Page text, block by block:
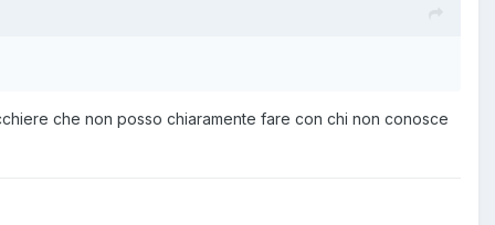
che non posso chiaramente fare con chi non conosce